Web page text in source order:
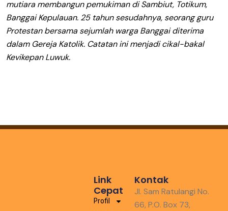
mutiara membangun pemukiman di Sambiut, Totikum,
Banggai Kepulauan. 25 tahun sesudahnya, seorang guru
Protestan bersama sejumlah warga Banggai diterima
dalam Gereja Katolik. Catatan ini menjadi cikal-bakal
Kevikepan Luwuk.
Link
Cepat
Profil
Kontak
Jl. Sam Ratulangi No.
66, P.O. Box 73,